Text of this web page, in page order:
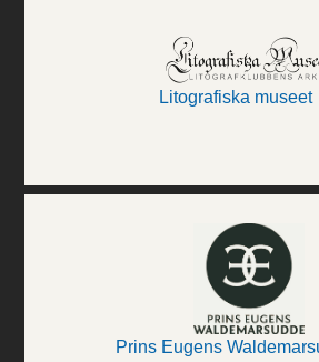
Litografiska museet
Prins Eugens